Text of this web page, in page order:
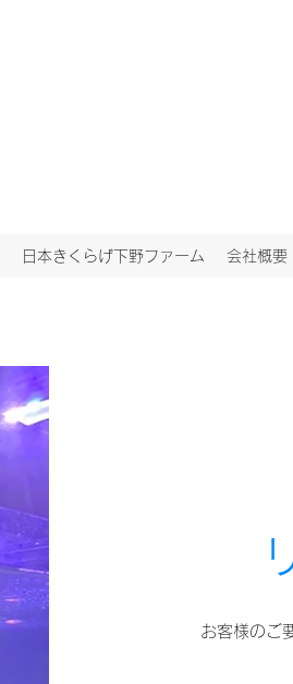
日本きくらげ下野ファーム 会社概要
お客様のご